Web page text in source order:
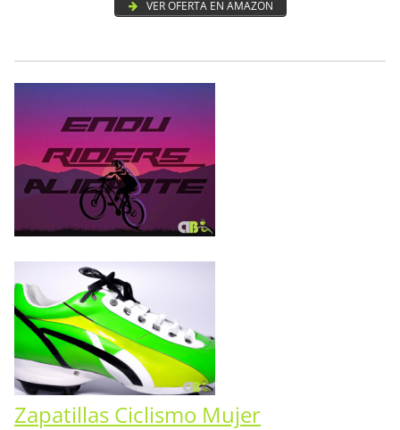
VER OFERTA EN AMAZON
Zapatillas Ciclismo Mujer